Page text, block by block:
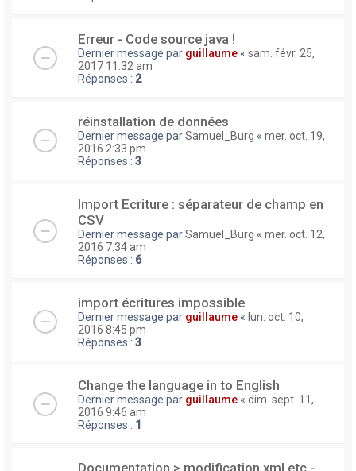
Erreur - Code source java !
Dernier message par guillaume « sam. févr. 25,
2017 11:32 am
Réponses : 2
réinstallation de données
Dernier message parSamuel_Burg « mer. oct. 19,
2016 2:33 pm
Réponses : 3
Import Ecriture : séparateur de champ en
CSV
Dernier message parSamuel_Burg « mer. oct. 12,
2016 7:34 am
Réponses : 6
import écritures impossible
Dernier message par guillaume « lun. oct. 10,
2016 8:45 pm
Réponses : 3
Change the language in to English
Dernier message par guillaume « dim. sept. 11,
2016 9:46 am
Réponses : 1
Documentation > modification xml etc -